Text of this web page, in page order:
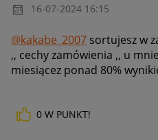
‎16-07-2024 16:15
@kakabe_2007 sortujesz w
,, cechy zamówienia ,, u
miesiącez ponad 80%
0 W PUNKT!